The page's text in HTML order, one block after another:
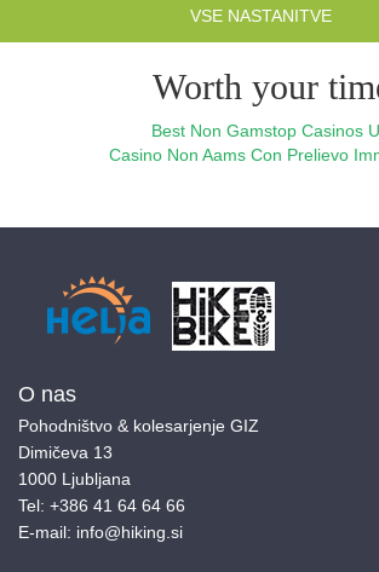
VSE NASTANITVE
Worth your
Best Non Gamstop Casinos
Casino Non Aams Con Prelievo
O nas
Pohodništvo & kolesarjenje GIZ
Dimičeva 13
1000 Ljubljana
Tel: +386 41 64 64 66
E-mail: info@hiking.si